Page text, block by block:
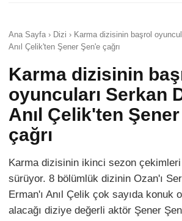
Ana Sayfa › Dizi › Karma dizisinin başrol
Anıl Çelik'ten Şener Şen'e çağrı
Karma dizisinin
oyuncuları Serkan
Anıl Çelik'ten
çağrı
Karma dizisinin ikinci sezon çekimleri
sürüyor. 8 bölümlük dizinin Ozan'ı
Erman'ı Anıl Çelik çok sayıda konuk
alacağı diziye değerli aktör Şener